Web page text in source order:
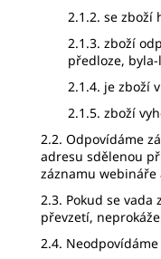
2.1.2. se
2.1.3. zboží
předloze,
2.1.4. je zboží
2.1.5. zboží
2.2. Odpovídáme
adresu sdělenou
záznamu
2.3. Pokud se
převzetí,
2.4.